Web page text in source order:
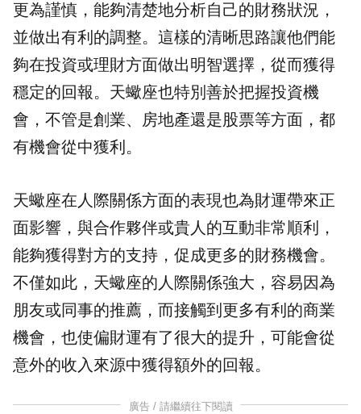
更為謹慎，能夠清楚地分析自己的財務狀況，
並做出有利的調整。這樣的清晰思路讓他們能
夠在投資或理財方面做出明智選擇，從而獲得
穩定的回報。天蠍座也特別善於把握投資機
會，不管是創業、房地產還是股票等方面，都
有機會從中獲利。
天蠍座在人際關係方面的表現也為財運帶來正
面影響，與合作夥伴或貴人的互動非常順利，
能夠獲得對方的支持，促成更多的財務機會。
不僅如此，天蠍座的人際關係強大，容易因為
朋友或同事的推薦，而接觸到更多有利的商業
機會，也使偏財運有了很大的提升，可能會從
意外的收入來源中獲得額外的回報。
廣告 / 請繼續往下閱讀